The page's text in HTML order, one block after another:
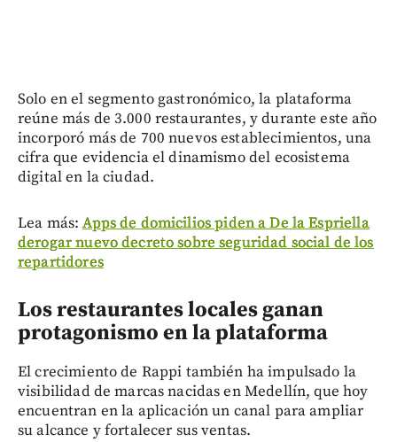
Solo en el segmento gastronómico, la plataforma
reúne más de 3.000 restaurantes, y durante este año
incorporó más de 700 nuevos establecimientos, una
cifra que evidencia el dinamismo del ecosistema
digital en la ciudad.
Lea más:Apps de domicilios piden a De la Espriella
derogar nuevo decreto sobre seguridad social de los
repartidores
Los restaurantes locales ganan
protagonismo en la plataforma
El crecimiento de Rappi también ha impulsado la
visibilidad de marcas nacidas en Medellín, que hoy
encuentran en la aplicación un canal para ampliar
su alcance y fortalecer sus ventas.